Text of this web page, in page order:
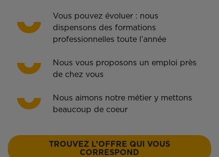
Vous pouvez évoluer : nous
dispensons des formations
professionnelles toute l’année
Nous vous proposons un emploi près
de chez vous
Nous aimons notre métier y mettons
beaucoup de coeur
TROUVEZ L’OFFRE QUI VOUS
CORRESPOND